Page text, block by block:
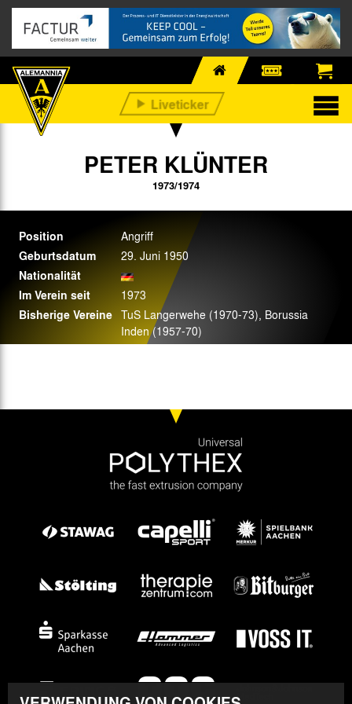
PETER KLÜNTER
1973/1974
Position Angriff
Geburtsdatum 29. Juni 1950
Nationalität
Im Verein seit
1973
Bisherige Vereine TuS Langerwehe (1970-73), Borussia
Inden (1957-70)